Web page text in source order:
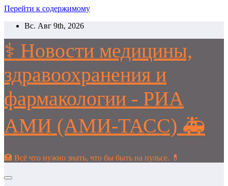
Перейти к содержимому
Вс. Авг 9th, 2026
⚕️ Новости медицины,
здравоохранения и
фармакологии - РИА
АМИ (АМИ-ТАСС) 🚑
🏥 Всё что нужно знать, что бы быть на пульсе. 💊